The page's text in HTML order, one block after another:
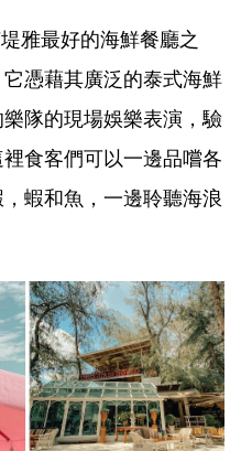
雅最好的海鮮餐廳之
憑藉其廣泛的泰式海鮮
隊的現場娛樂表演，驗
食客們可以一邊品嚐各
蝦和魚，一邊聆聽海浪